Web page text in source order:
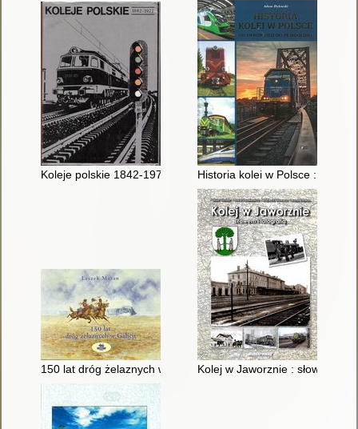
Koleje polskie 1842-1972 Historia kolei w Polsce : od
150 lat dróg żelaznych w Galicji 1847-1997Kolej w Jaworznie : słowem i